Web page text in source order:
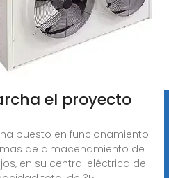
el proyecto
ha puesto en funcionamiento
de almacenamiento de
en su central eléctrica de